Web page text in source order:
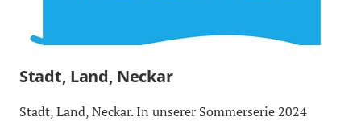
Stadt, Land, Neckar
Stadt, Land, Neckar. In unserer Sommerserie 2024